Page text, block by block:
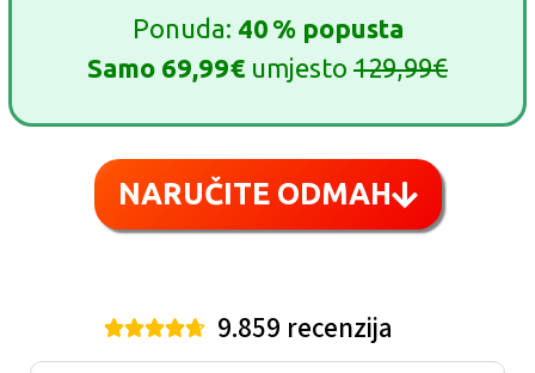
Ponuda: 40 % popusta
Samo 69,99€ umjesto 129,99€
NARUČITE ODMAH
 9.859 recenzija